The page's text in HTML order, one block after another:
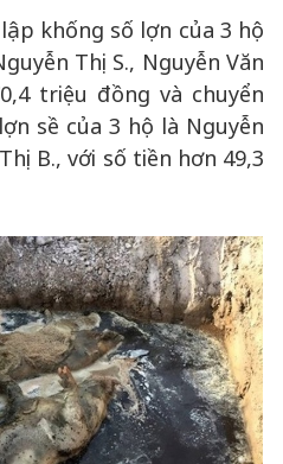
khống số lợn của 3 hộ
Thị S., Nguyễn Văn
triệu đồng và chuyển
sề của 3 hộ là Nguyễn
B., với số tiền hơn 49,3